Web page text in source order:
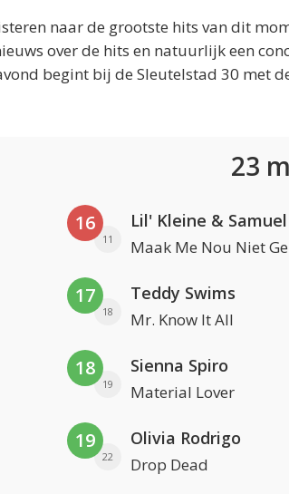
naar de grootste hits van dit
over de hits en natuurlijk een
begint bij de Sleutelstad 30 met
23
16
11
Lil' Kleine &
Maak Me Nou Niet
17
18
Teddy Swims
Mr. Know It All
18
19
Sienna Spiro
Material Lover
19
22
Olivia Rodrigo
Drop Dead